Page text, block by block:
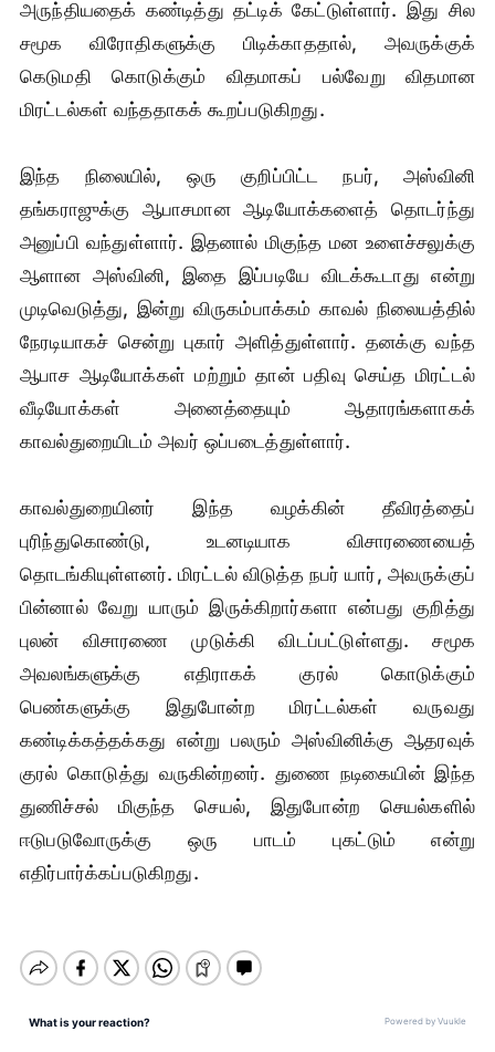
அருந்தியதைக் கண்டித்து தட்டிக் கேட்டுள்ளார். இது சில
சமூக விரோதிகளுக்கு பிடிக்காததால், அவருக்குக்
கெடுமதி கொடுக்கும் விதமாகப் பல்வேறு விதமான
மிரட்டல்கள் வந்ததாகக் கூறப்படுகிறது.
இந்த நிலையில், ஒரு குறிப்பிட்ட நபர், அஸ்வினி
தங்கராஜுக்கு ஆபாசமான ஆடியோக்களைத் தொடர்ந்து
அனுப்பி வந்துள்ளார். இதனால் மிகுந்த மன உளைச்சலுக்கு
ஆளான அஸ்வினி, இதை இப்படியே விடக்கூடாது என்று
முடிவெடுத்து, இன்று விருகம்பாக்கம் காவல் நிலையத்தில்
நேரடியாகச் சென்று புகார் அளித்துள்ளார். தனக்கு வந்த
ஆபாச ஆடியோக்கள் மற்றும் தான் பதிவு செய்த மிரட்டல்
வீடியோக்கள் அனைத்தையும் ஆதாரங்களாகக்
காவல்துறையிடம் அவர் ஒப்படைத்துள்ளார்.
காவல்துறையினர் இந்த வழக்கின் தீவிரத்தைப்
புரிந்துகொண்டு, உடனடியாக விசாரணையைத்
தொடங்கியுள்ளனர். மிரட்டல் விடுத்த நபர் யார், அவருக்குப்
பின்னால் வேறு யாரும் இருக்கிறார்களா என்பது குறித்து
புலன் விசாரணை முடுக்கி விடப்பட்டுள்ளது. சமூக
அவலங்களுக்கு எதிராகக் குரல் கொடுக்கும்
பெண்களுக்கு இதுபோன்ற மிரட்டல்கள் வருவது
கண்டிக்கத்தக்கது என்று பலரும் அஸ்வினிக்கு ஆதரவுக்
குரல் கொடுத்து வருகின்றனர். துணை நடிகையின் இந்த
துணிச்சல் மிகுந்த செயல், இதுபோன்ற செயல்களில்
ஈடுபடுவோருக்கு ஒரு பாடம் புகட்டும் என்று
எதிர்பார்க்கப்படுகிறது.